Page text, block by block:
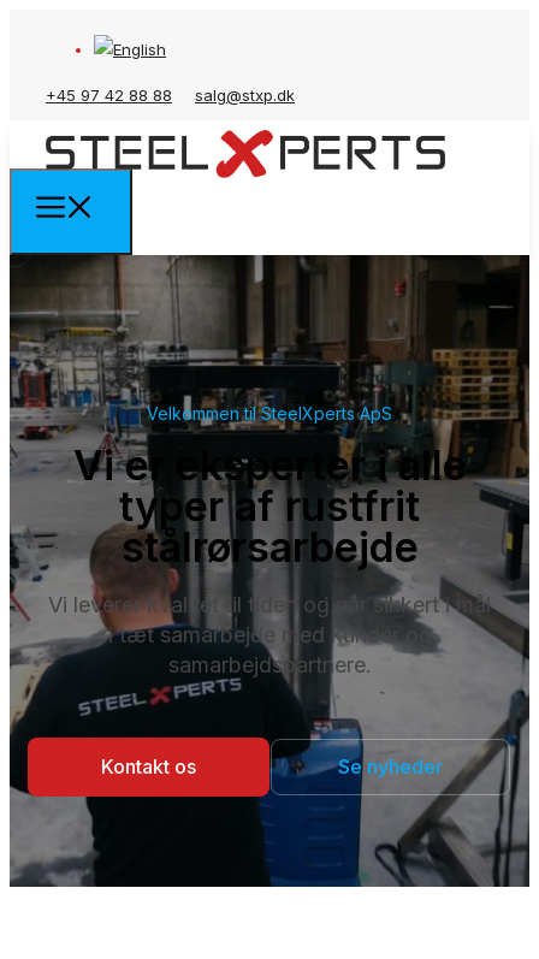
+45 97 42 88 88 salg@stxp.dk
Velkommen til SteelXperts ApS
Vi er eksperter i alle
typer af rustfrit
stålrørsarbejde
Vi leverer kvalitet til tiden og når sikkert i mål
i tæt samarbejde med kunder og
samarbejdspartnere.
Kontakt os Se nyheder